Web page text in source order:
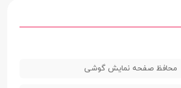
محافظ صفحه نمایش گوشی